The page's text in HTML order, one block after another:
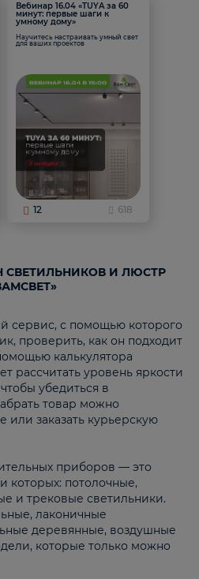
Вебинар 16.04 «TUYA за 60
минут: первые шаги к
умному дому»
Научитесь настраивать умный свет
для ваших проектов
12 618
СВЕТИЛЬНИКОВ И ЛЮСТР
сервис, с помощью которого
проверить, как он подходит
калькулятора
рассчитать уровень яркости
убедиться в
товар можно
заказать курьерскую
приборов — это
которых: потолочные,
и трековые светильники.
лаконичные
деревянные, воздушные
которые только можно